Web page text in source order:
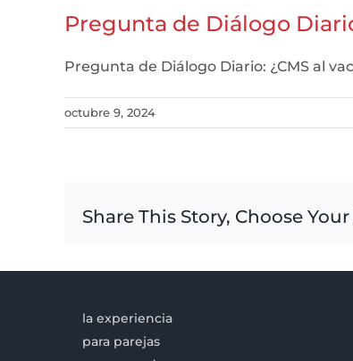
Pregunta de Diálogo
Pregunta de Diálogo Diario: ¿CMS al
octubre 9, 2024
Share This Story, Choose
la experiencia
para parejas